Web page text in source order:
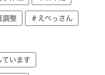
調整 ＃えべっさん
ています